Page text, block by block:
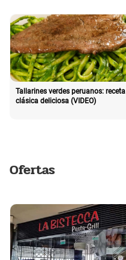
Tallarines verdes peruanos: receta
clásica deliciosa (VIDEO)
Ofertas